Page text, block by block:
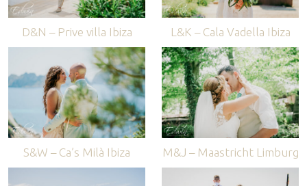
D&N – Prive villa Ibiza L&K – Cala Vadella Ibiza
S&W – Ca’s Milà Ibiza M&J – Maastricht Limburg